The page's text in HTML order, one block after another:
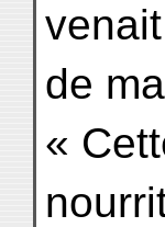
venait
de
«